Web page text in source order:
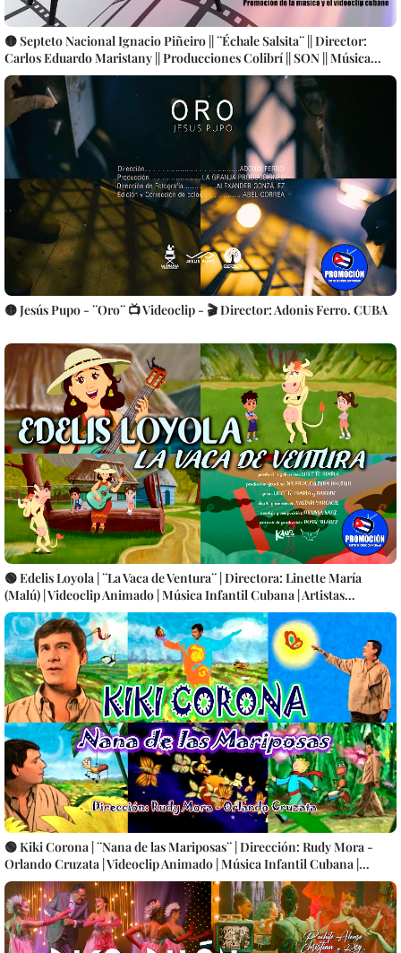
🟡 Septeto Nacional Ignacio Piñeiro || ¨Échale Salsita¨ || Director:
Carlos Eduardo Maristany || Producciones Colibrí || SON || Música
Tradicional Cubana || Videoclip || CUBA
🟡 Jesús Pupo - ¨Oro¨ 📺 Videoclip - 🎬 Director: Adonis Ferro. CUBA
🟢 Edelis Loyola | ¨La Vaca de Ventura¨ | Directora: Linette María
(Malú) | Videoclip Animado | Música Infantil Cubana | Artistas
Cubanos | CUBA
🟢 Kiki Corona | ¨Nana de las Mariposas¨ | Dirección: Rudy Mora -
Orlando Cruzata | Videoclip Animado | Música Infantil Cubana |
Artistas Cubanos | Canción | CUBA